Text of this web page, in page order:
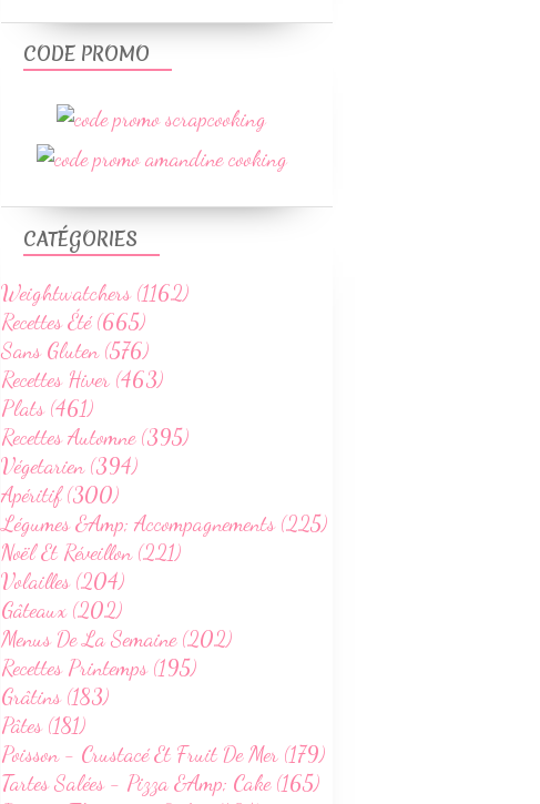
CATÉGORIES
Weightwatchers (1162)
Recettes Été (665)
Sans Gluten (576)
Recettes Hiver (463)
Plats (461)
Recettes Automne (395)
Végetarien (394)
Apéritif (300)
Légumes &Amp; Accompagnements (225)
Noël Et Réveillon (221)
Volailles (204)
Gâteaux (202)
Menus De La Semaine (202)
Recettes Printemps (195)
Grâtins (183)
Pâtes (181)
Poisson - Crustacé Et Fruit De Mer (179)
Tartes Salées - Pizza &Amp; Cake (165)
CODE PROMO